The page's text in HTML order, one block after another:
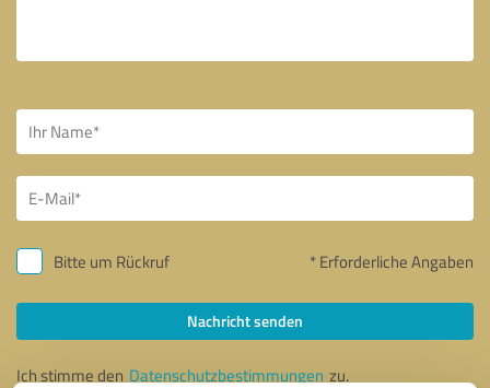
Bitte um Rückruf * Erforderliche Angaben
Nachricht senden
Ich stimme den Datenschutzbestimmungen zu.